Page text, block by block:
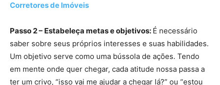
Corretores de Imóveis
Passo 2 – Estabeleça metas e objetivos: É necessário
saber sobre seus próprios interesses e suas habilidades.
Um objetivo serve como uma bússola de ações. Tendo
em mente onde quer chegar, cada atitude nossa passa a
ter um crivo, “isso vai me ajudar a chegar lá?” ou “estou